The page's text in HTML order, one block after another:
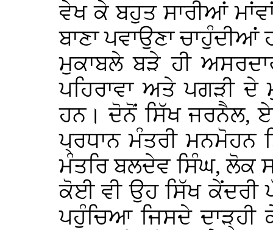
ਵੇਖ ਕੇ ਬਹੁਤ ਸਾਰੀਆਂ
ਬਾਣਾ ਪਵਾਉਣਾ ਚਾਹੁੰਦੀਆਂ
ਮੁਕਾਬਲੇ ਬੜੇ ਹੀ
ਪਹਿਰਾਵਾ ਅਤੇ ਪਗੜੀ ਦੇ
ਹਨ। ਦੋਨੋਂ ਸਿੱਖ ਜਰਨੈਲ,
ਪ੍ਰਧਾਨ ਮੰਤਰੀ ਮਨਮੋਹਨ
ਮੰਤਰਿ ਬਲਦੇਵ ਸਿੰਘ, ਲੋਕ
ਕੋਈ ਵੀ ਉਹ ਸਿੱਖ ਕੇਂਦਰੀ
ਪਹੁੰਚਿਆ ਜਿਸਦੇ ਦਾੜ੍ਹੀ